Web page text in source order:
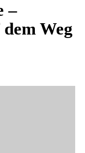
–
Weg